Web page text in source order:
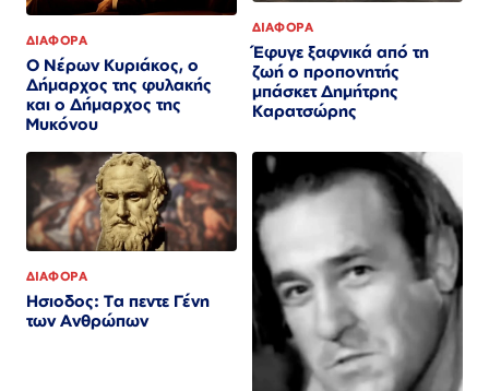
ΔΙΑΦΟΡΑ
Ο Νέρων Κυριάκος, o
Δήμαρχος της φυλακής
και ο Δήμαρχος της
Μυκόνου
ΔΙΑΦΟΡΑ
Έφυγε ξαφνικά από τη
ζωή ο προπονητής
μπάσκετ Δημήτρης
Καρατσώρης
ΔΙΑΦΟΡΑ
Ησιοδος: Τα πεντε Γένη
των Ανθρώπων